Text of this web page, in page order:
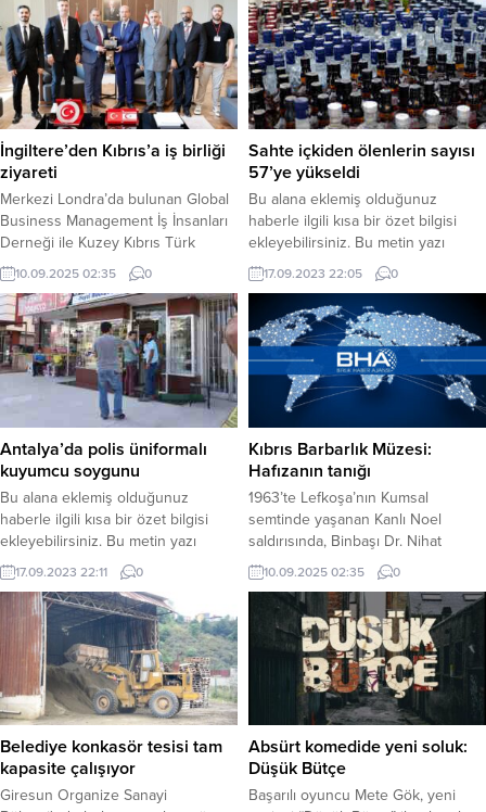
İngiltere’den Kıbrıs’a iş birliği
ziyareti
Merkezi Londra’da bulunan Global
Business Management İş İnsanları
Derneği ile Kuzey Kıbrıs Türk
Cumhuriyeti Tanıtma Platformu iş
birliğiyle İngiltere’den gelen iş
insanları heyeti, Kuzey Kıbrıs Türk
Cumhuriyeti’ne kapsamlı bir ziyaret
gerçekleştirdi.
10.09.2025 02:35 0
Sahte içkiden ölenlerin sayısı
57’ye yükseldi
Bu alana eklemiş olduğunuz
haberle ilgili kısa bir özet bilgisi
ekleyebilirsiniz. Bu metin yazı
düzenleme sayfasında “Özet”
bölümünden eklenebilir. Özet
eklenmişse başlık altında kalın
olarak bu şekilde gösterilir,
eklenmemişse bu alan boş kalır.
17.09.2023 22:05 0
Antalya’da polis üniformalı
kuyumcu soygunu
Bu alana eklemiş olduğunuz
haberle ilgili kısa bir özet bilgisi
ekleyebilirsiniz. Bu metin yazı
düzenleme sayfasında “Özet”
bölümünden eklenebilir. Özet
eklenmişse başlık altında kalın
olarak bu şekilde gösterilir,
eklenmemişse bu alan boş kalır.
17.09.2023 22:11 0
Kıbrıs Barbarlık Müzesi:
Hafızanın tanığı
1963’te Lefkoşa’nın Kumsal
semtinde yaşanan Kanlı Noel
saldırısında, Binbaşı Dr. Nihat
İlhan’ın eşi ve üç çocuğu evlerinin
banyosunda katledildi. Bu trajik
olayın yaşandığı ev, 1966’da
“Barbarlık Müzesi”ne
dönüştürülerek Kıbrıs Türk halkının
yaşadığı acıların ve mücadelenin
simgesi haline geldi.
10.09.2025 02:35 0
Belediye konkasör tesisi tam
kapasite çalışıyor
Giresun Organize Sanayi
Absürt komedide yeni soluk:
Düşük Bütçe
Başarılı oyuncu Mete Gök, yeni